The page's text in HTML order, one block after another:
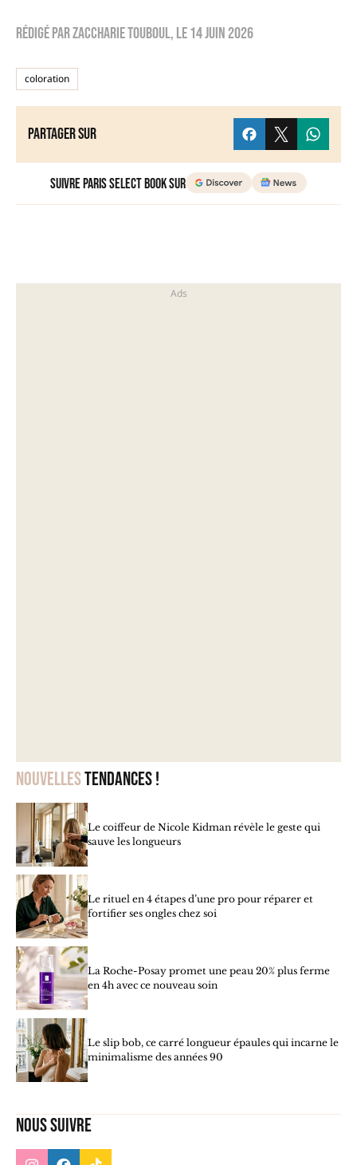
Nouvellestendances !
Le coiffeur de Nicole Kidman révèle le geste qui
sauve les longueurs
Le rituel en 4 étapes d’une pro pour réparer et
fortifier ses ongles chez soi
La Roche-Posay promet une peau 20% plus ferme
en 4h avec ce nouveau soin
Le slip bob, ce carré longueur épaules qui incarne le
minimalisme des années 90
Nous suivre
Rédigé parzaccharie touboul, le14 juin 2026
coloration
Partager sur
Suivre Paris Select Book sur